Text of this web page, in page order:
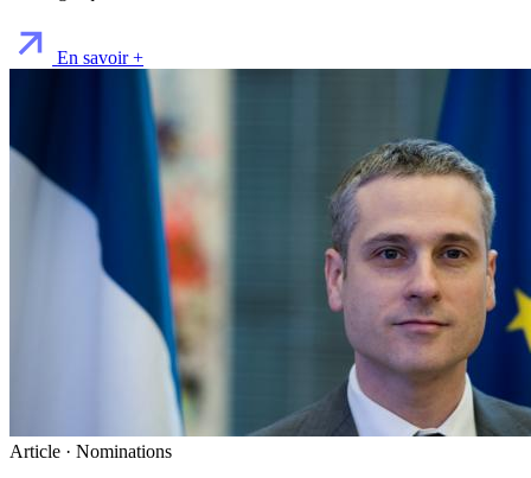
En savoir +
Article · Nominations